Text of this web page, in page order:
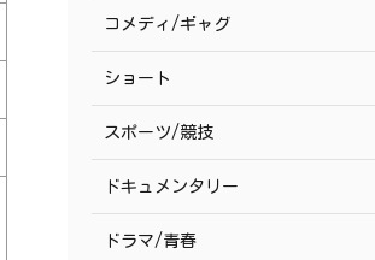
コメディ/ギャグ
ショート
スポーツ/競技
ドキュメンタリー
ドラマ/青春